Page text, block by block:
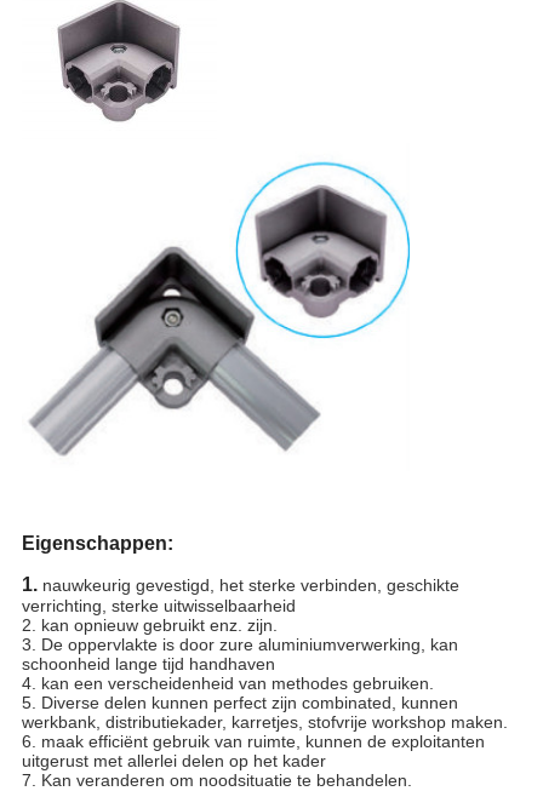
Eigenschappen:
1. nauwkeurig gevestigd, het sterke verbinden, geschikte
verrichting, sterke uitwisselbaarheid
2. kan opnieuw gebruikt enz. zijn.
3. De oppervlakte is door zure aluminiumverwerking, kan
schoonheid lange tijd handhaven
4. kan een verscheidenheid van methodes gebruiken.
5. Diverse delen kunnen perfect zijn combinated, kunnen
werkbank, distributiekader, karretjes, stofvrije workshop maken.
6. maak efficiënt gebruik van ruimte, kunnen de exploitanten
uitgerust met allerlei delen op het kader
7. Kan veranderen om noodsituatie te behandelen.